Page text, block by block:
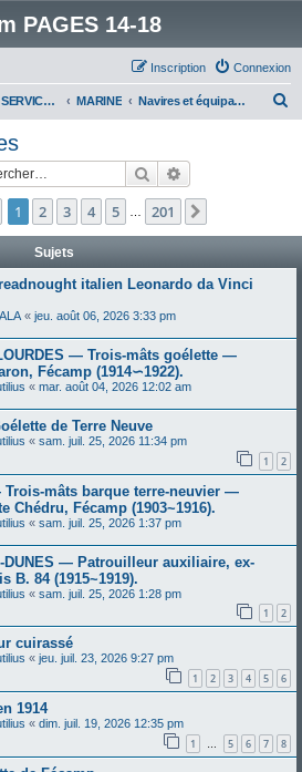
PAGES 14-18
Connexion
Inscription
ARMES - SERVICES - UNITES : historiques & discussions MARINE Navires et équipages
r
Rechercher
Page 1sur201
1 2 3 4 5 201
Sujets
italien Leonardo da Vinci
« jeu. août 06, 2026 3:33 pm
— Trois-mâts goélette —
Fécamp (1914∽1922).
« mar. août 04, 2026 12:02 am
de Terre Neuve
« sam. juil. 25, 2026 11:34 pm
1 2
Trois-mâts barque terre-neuvier —
Chédru, Fécamp (1903~1916).
« sam. juil. 25, 2026 1:37 pm
DUNES — Patrouilleur auxiliaire, ex-
B. 84 (1915~1919).
« sam. juil. 25, 2026 1:28 pm
1 2
cuirassé
« jeu. juil. 23, 2026 9:27 pm
1 2 3 4 5 6
1914
« dim. juil. 19, 2026 12:35 pm
1 … 5 6 7 8